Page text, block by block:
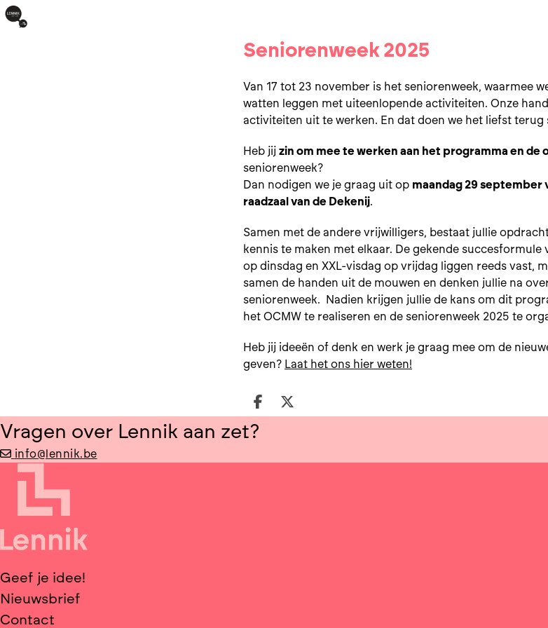
Seniorenweek 2025
Van 17 tot 23 november is het seniorenweek, waarmee
watten leggen met uiteenlopende activiteiten. Onze
activiteiten uit te werken. En dat doen we het liefst terug
Heb jij zin om mee te werken aan het programma en de
seniorenweek?
Dan nodigen we je graag uit op maandag 29 september
raadzaal van de Dekenij.
Samen met de andere vrijwilligers, bestaat jullie
kennis te maken met elkaar. De gekende succesformule
op dinsdag en XXL-visdag op vrijdag liggen reeds vast,
samen de handen uit de mouwen en denken jullie na
seniorenweek. Nadien krijgen jullie de kans om dit
het OCMW te realiseren en de seniorenweek 2025 te
Heb jij ideeën of denk en werk je graag mee om de
geven? Laat het ons hier weten!
Deel op facebook
Deel op X
Vragen over Lennik aan zet?
info@lennik.be
Geef je idee!
Nieuwsbrief
Contact